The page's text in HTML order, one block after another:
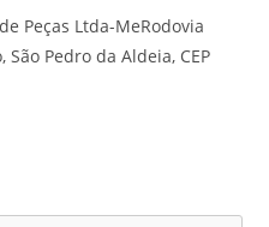
Peças Ltda-MeRodovia
Pedro da Aldeia, CEP